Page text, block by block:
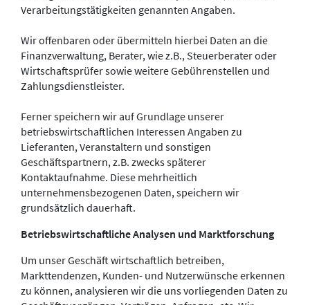
Verarbeitungstätigkeiten genannten Angaben.
Wir offenbaren oder übermitteln hierbei Daten an die
Finanzverwaltung, Berater, wie z.B., Steuerberater oder
Wirtschaftsprüfer sowie weitere Gebührenstellen und
Zahlungsdienstleister.
Ferner speichern wir auf Grundlage unserer
betriebswirtschaftlichen Interessen Angaben zu
Lieferanten, Veranstaltern und sonstigen
Geschäftspartnern, z.B. zwecks späterer
Kontaktaufnahme. Diese mehrheitlich
unternehmensbezogenen Daten, speichern wir
grundsätzlich dauerhaft.
Betriebswirtschaftliche Analysen und Marktforschung
Um unser Geschäft wirtschaftlich betreiben,
Markttendenzen, Kunden- und Nutzerwünsche erkennen
zu können, analysieren wir die uns vorliegenden Daten zu